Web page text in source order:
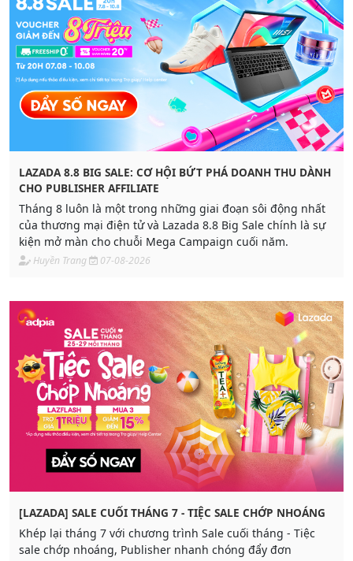
LAZADA 8.8 BIG SALE: CƠ HỘI BỨT PHÁ DOANH THU DÀNH
CHO PUBLISHER AFFILIATE
Tháng 8 luôn là một trong những giai đoạn sôi động nhất
của thương mại điện tử và Lazada 8.8 Big Sale chính là sự
kiện mở màn cho chuỗi Mega Campaign cuối năm.
Huyền Trang 07-08-2026
[LAZADA] SALE CUỐI THÁNG 7 - TIỆC SALE CHỚP NHOÁNG
Khép lại tháng 7 với chương trình Sale cuối tháng - Tiệc
sale chớp nhoáng, Publisher nhanh chóng đẩy đơn